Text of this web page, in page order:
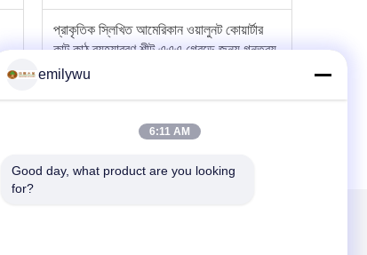
প্রাকৃতিক স্লিখিত আমেরিকান ওয়ালুনট কোয়ার্টার
কাট কাঠ ব্যহ্যাবরণ শীট এএএ গ্রেডে জন্য গন্তব্য
ভালো দাম
emilywu
6:11 AM
Good day, what product are you looking
for?